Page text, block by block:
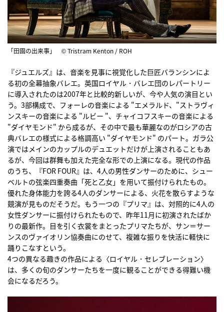
「田園の出来事」 © Tristram Kenton / ROH
『ジュエルズ』は、音楽を見事に視覚化した巨匠バランシンによ
る初の全幕抽象バレエ。英国ロイヤル・バレエ団のレパートリー
に導入されたのは2007年と比較的新しいが、今や人気の演目とい
う。3部構成で、フォーレの音楽による "エメラルド、"ストラヴィ
ンスキーの音楽による "ルビー "、チャイコフスキーの音楽による
"ダイヤモンド" から成るが、その中で最も華麗なのがロシアの古
典バレエの様式による格調高い "ダイヤモンド" のパート。ガラ公
演ではメインのカップルのデュエットだけが上演されることもあ
るが、今回は群舞も加えた完全な形での上演になる。現代の作品
のうち、『FOR FOUR』は、4人の男性ダンサーのために、シュー
ベルトの弦楽四重奏曲「死と乙女」を用いて振付けられたもの。
優れた身体能力を誇る4人のダンサーによる、火花を散らすような
競演が見ものだそうだ。もう一つの『プリマ』は、対照的に4人の
女性ダンサーに振付けられたもので、昨年11月に初演されたばか
りの最新作。目を引く衣裳をまとったプリマたちが、サン＝サー
ンスのヴァイオリン協奏曲にのせて、複雑な振りを快活に軽快に
踊りこなすという。
4つの異なる趣きの作品による〈ロイヤル・セレブレーション〉
は、多くの旬のダンサーたちを一度に観ることができる得難い機
会になるだろう。